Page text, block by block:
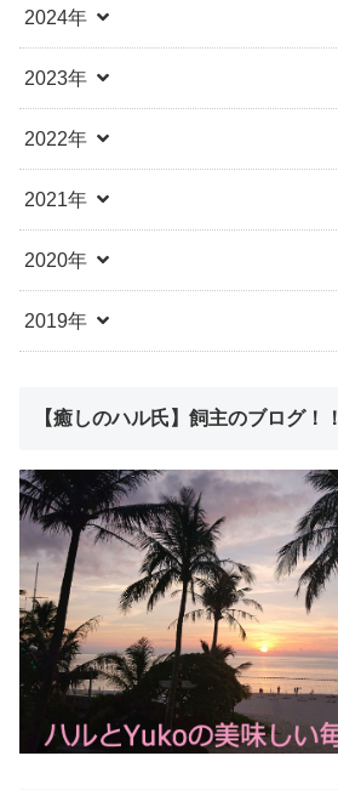
2024年
2023年
2022年
2021年
2020年
2019年
【癒しのハル氏】飼主のブログ！！